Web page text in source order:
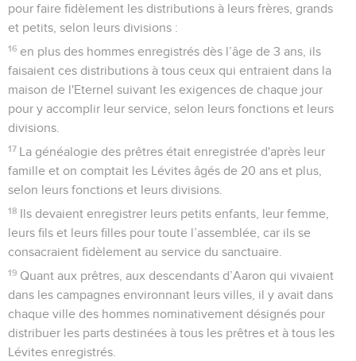
pour faire fidèlement les distributions à leurs frères, grands
et petits, selon leurs divisions :
16 en plus des hommes enregistrés dès l’âge de 3 ans, ils
faisaient ces distributions à tous ceux qui entraient dans la
maison de l'Eternel suivant les exigences de chaque jour
pour y accomplir leur service, selon leurs fonctions et leurs
divisions.
17 La généalogie des prêtres était enregistrée d'après leur
famille et on comptait les Lévites âgés de 20 ans et plus,
selon leurs fonctions et leurs divisions.
18 Ils devaient enregistrer leurs petits enfants, leur femme,
leurs fils et leurs filles pour toute l’assemblée, car ils se
consacraient fidèlement au service du sanctuaire.
19 Quant aux prêtres, aux descendants d’Aaron qui vivaient
dans les campagnes environnant leurs villes, il y avait dans
chaque ville des hommes nominativement désignés pour
distribuer les parts destinées à tous les prêtres et à tous les
Lévites enregistrés.